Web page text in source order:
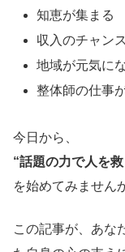
知恵が集まる
収入のチャン
地域が元気に
整体師の仕事
今日から、
“話題の力で人を
を始めてみません
この記事が、あな